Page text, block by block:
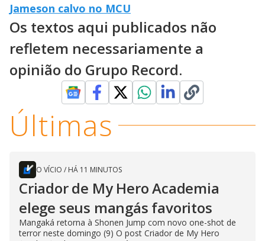
Jameson calvo no MCU
Os textos aqui publicados não
refletem necessariamente a
opinião do Grupo Record.
Últimas
O VÍCIO / HÁ 11 MINUTOS
Criador de My Hero Academia
elege seus mangás favoritos
Mangaká retorna à Shonen Jump com novo one-shot de
terror neste domingo (9) O post Criador de My Hero